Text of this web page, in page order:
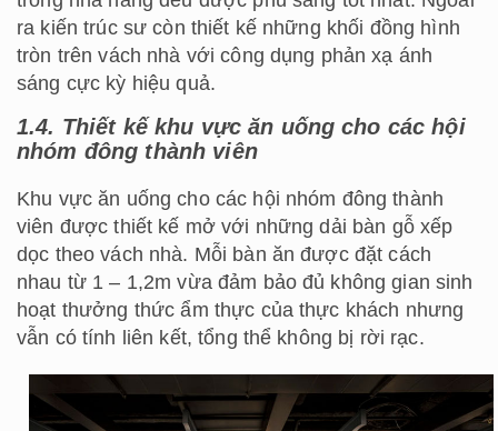
ra kiến trúc sư còn thiết kế những khối đồng hình
tròn trên vách nhà với công dụng phản xạ ánh
sáng cực kỳ hiệu quả.
1.4. Thiết kế khu vực ăn uống cho các hội
nhóm đông thành viên
Khu vực ăn uống cho các hội nhóm đông thành
viên được thiết kế mở với những dải bàn gỗ xếp
dọc theo vách nhà. Mỗi bàn ăn được đặt cách
nhau từ 1 – 1,2m vừa đảm bảo đủ không gian sinh
hoạt thưởng thức ẩm thực của thực khách nhưng
vẫn có tính liên kết, tổng thể không bị rời rạc.